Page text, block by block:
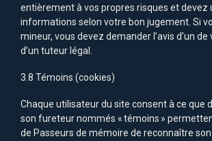
entièrement à vos propres risques et devez
informations selon votre bon jugement. Si
mineur, vous devez demander l’avis d’un
d’un tuteur légal.
3.8 Témoins (cookies)
Chaque utilisateur du site consent à ce que
son fureteur nommés « témoins »
de Passeurs de mémoire de reconnaître son